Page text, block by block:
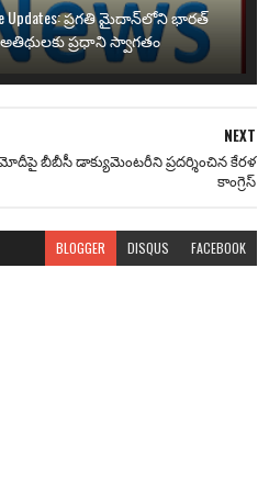
Updates: ప్రగతి మైదాన్‌లోని భారత్
ప్రధాని స్వాగతం
NEXT
మోదీపై బీబీసీ డాక్యుమెంటరీని ప్రదర్శించిన కేరళ
కాంగ్రెస్‌
BLOGGER DISQUS FACEBOOK